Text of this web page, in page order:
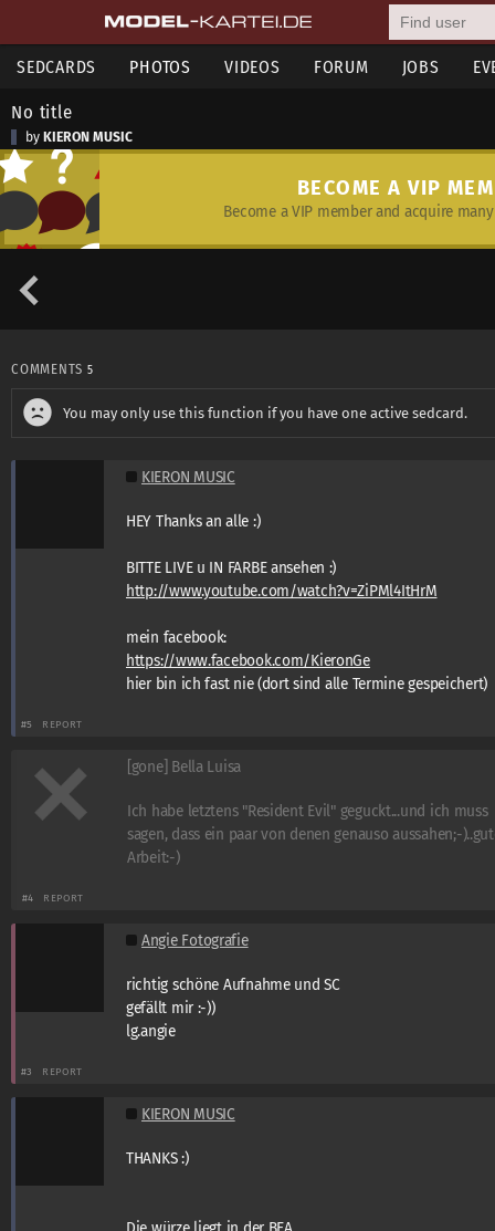
SEDCARDS PHOTOS VIDEOS FORUM JOBS
No title
by KIERON MUSIC
BECOME A VIP
Become a VIP member and acquire
COMMENTS 5
You may only use this function if you have one active sedcard.
KIERON MUSIC
HEY Thanks an alle :)
BITTE LIVE u IN FARBE ansehen :)
http://www.youtube.com/watch?v=ZiPMl4ItHrM
mein facebook:
https://www.facebook.com/KieronGe
hier bin ich fast nie (dort sind alle Termine gespeichert)
#5 REPORT
[gone] Bella Luisa
Ich habe letztens "Resident Evil" geguckt...und ich muss
sagen, dass ein paar von denen genauso aussahen;-
Arbeit:-)
#4 REPORT
Angie Fotografie
richtig schöne Aufnahme und SC
gefällt mir :-))
lg.angie
#3 REPORT
KIERON MUSIC
THANKS :)